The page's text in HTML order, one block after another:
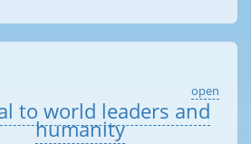
open
to world leaders and
humanity